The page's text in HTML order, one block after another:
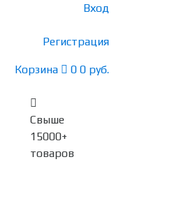
Вход
Регистрация
Корзина 0 0 руб.
Свыше
15000+
товаров